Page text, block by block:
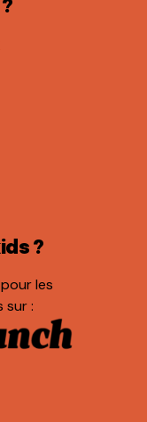
?
les
sur :